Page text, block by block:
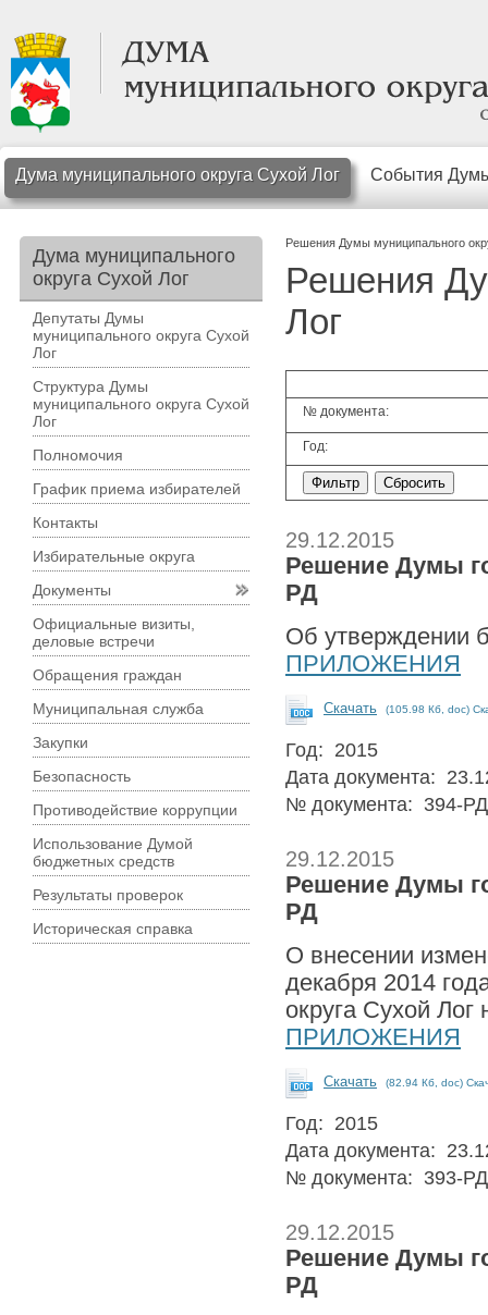
Дума муниципального округа Сухой Лог События
Решения Думы муниципального
Решения
Лог
№ документа:
Год:
29.12.2015
Решение Думы
РД
Об утверждении
ПРИЛОЖЕНИЯ
Скачать (105.98 Кб, doc)
Год: 2015
Дата документа:
№ документа: 394-РД
29.12.2015
Решение Думы
РД
О внесении
декабря 2014
округа Сухой
ПРИЛОЖЕНИЯ
Скачать (82.94 Кб, doc)
Год: 2015
Дата документа:
№ документа: 393-РД
29.12.2015
Решение Думы
РД
Дума муниципального
округа Сухой Лог
Депутаты Думы
муниципального округа Сухой
Лог
Структура Думы
муниципального округа Сухой
Лог
Полномочия
График приема избирателей
Контакты
Избирательные округа
Документы
Официальные визиты,
деловые встречи
Обращения граждан
Муниципальная служба
Закупки
Безопасность
Противодействие коррупции
Использование Думой
бюджетных средств
Результаты проверок
Историческая справка